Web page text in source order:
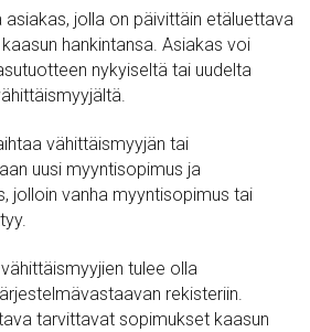
asiakas, jolla on päivittäin etäluettava
hankintansa. Asiakas voi
nykyiseltä tai uudelta
vähittäismyyjän tai
uusi myyntisopimus ja
jolloin vanha myyntisopimus tai
tulee olla
rekisteriin.
tarvittavat sopimukset kaasun